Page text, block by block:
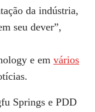
da indústria,
seu dever”,
e em vários
Springs e PDD